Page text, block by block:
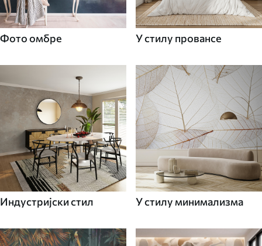
Фото омбре У стилу провансе
Индустријски стил У стилу минимализма